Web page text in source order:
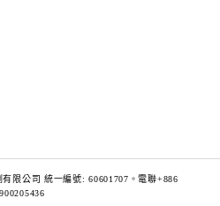
限公司 統一編號: 60601707。電聯+886
900205436